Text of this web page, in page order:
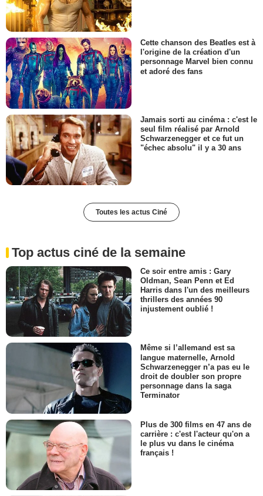
Cette chanson des Beatles est à
l'origine de la création d'un
personnage Marvel bien connu
et adoré des fans
Jamais sorti au cinéma : c'est le
seul film réalisé par Arnold
Schwarzenegger et ce fut un
"échec absolu" il y a 30 ans
Toutes les actus Ciné
Top actus ciné de la semaine
Ce soir entre amis : Gary
Oldman, Sean Penn et Ed
Harris dans l'un des meilleurs
thrillers des années 90
injustement oublié !
Même si l’allemand est sa
langue maternelle, Arnold
Schwarzenegger n’a pas eu le
droit de doubler son propre
personnage dans la saga
Terminator
Plus de 300 films en 47 ans de
carrière : c'est l'acteur qu'on a
le plus vu dans le cinéma
français !